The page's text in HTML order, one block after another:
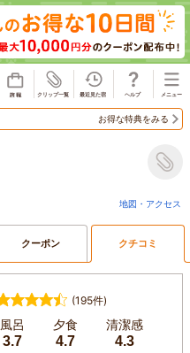
お得な特典をみる
地図・アクセス
クーポン クチコミ
(195件)
風呂
3.7
夕食
4.7
清潔感
4.3